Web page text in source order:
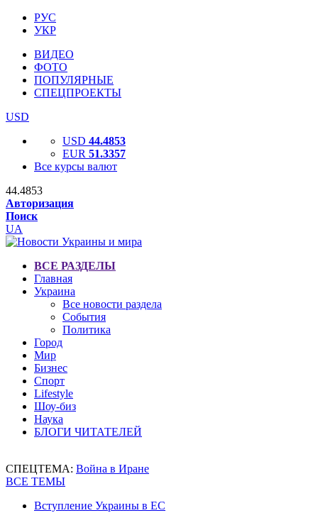
РУС
УКР
ВИДЕО
ФОТО
ПОПУЛЯРНЫЕ
СПЕЦПРОЕКТЫ
USD
USD 44.4853
EUR 51.3357
Все курсы валют
44.4853
Авторизация
Поиск
UA
ВСЕ РАЗДЕЛЫ
Главная
Украина
Все новости раздела
События
Политика
Город
Мир
Бизнес
Спорт
Lifestyle
Шоу-биз
Наука
БЛОГИ ЧИТАТЕЛЕЙ
СПЕЦТЕМА: Война в Иране
ВСЕ ТЕМЫ
Вступление Украины в ЕС